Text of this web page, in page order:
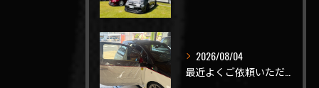
2026/08/04